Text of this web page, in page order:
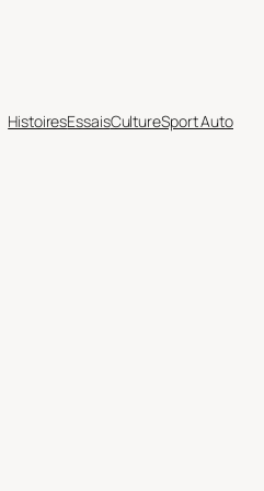
HistoiresEssaisCultureSport Auto